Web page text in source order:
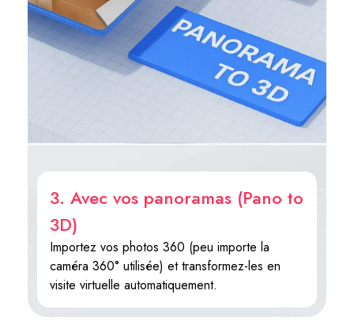
3. Avec vos panoramas (Pano to
3D)
Importez vos photos 360 (peu importe la
caméra 360° utilisée) et transformez-les en
visite virtuelle automatiquement.